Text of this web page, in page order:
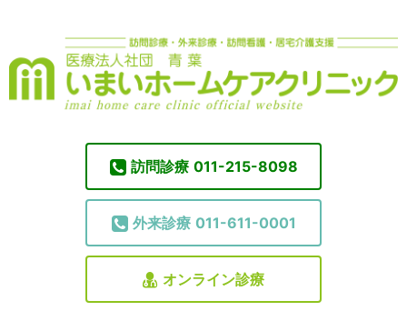
訪問診療 011-215-8098
外来診療 011-611-0001
オンライン診療